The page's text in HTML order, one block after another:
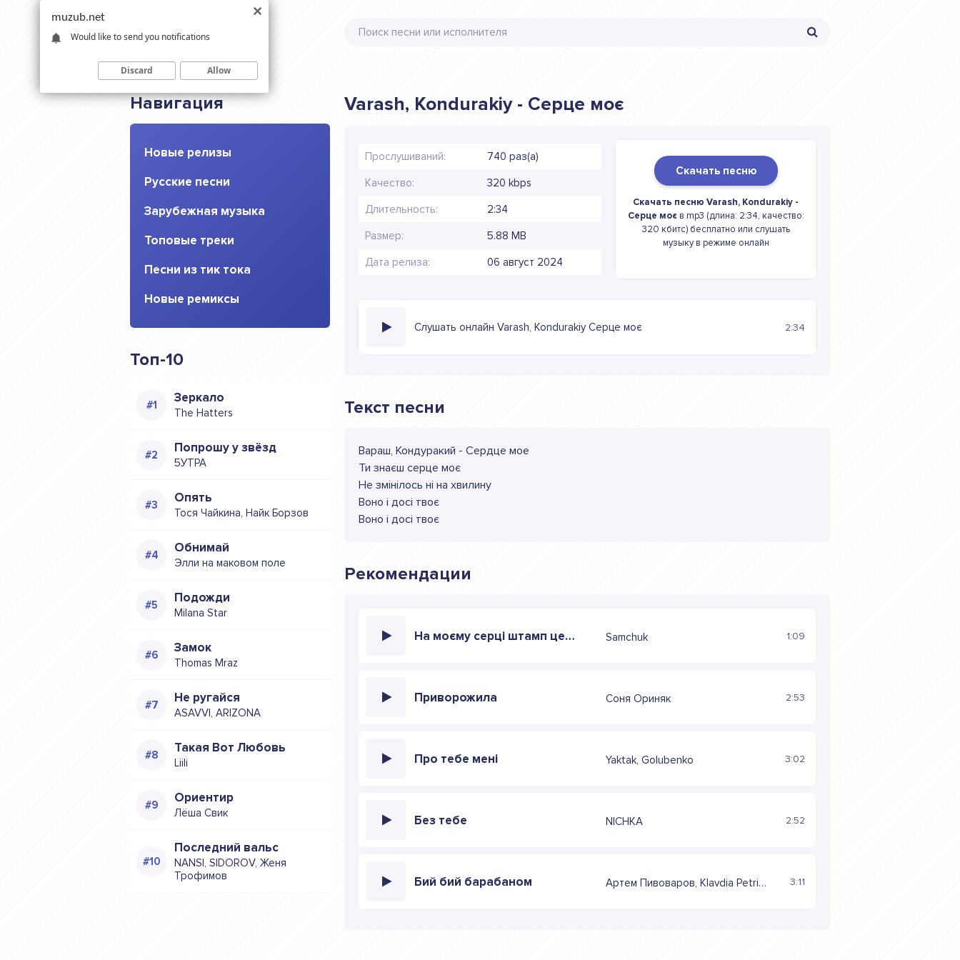
Навигация
Новые релизы
Русские песни
Зарубежная музыка
Топовые треки
Песни из тик тока
Новые ремиксы
Топ-10
Зеркало
The Hatters
Попрошу у звёзд
5УТРА
Опять
Тося Чайкина, Найк Борзов
Обнимай
Элли на маковом поле
Подожди
Milana Star
Замок
Thomas Mraz
Не ругайся
ASAVVI, ARIZONA
Такая Вот Любовь
Liili
Ориентир
Лёша Свик
Последний вальс
NANSI, SIDOROV, Женя
Трофимов
Varash, Kondurakiy - Серце моє
Прослушиваний: 740 раз(а)
Качество: 320 kbps
Длительность: 2:34
Размер: 5.88 MB
Дата релиза: 06 август 2024
Скачать песню
Скачать песню Varash, Kondurakiy -
Серце моєв mp3 (длина: 2:34, качество:
320 кбитс) бесплатно или слушать
музыку в режиме онлайн
Слушать онлайн Varash, Kondurakiy Серце моє 2:34
Текст песни
Вараш, Кондуракий - Сердце мое
Ти знаєш серце моє
Не змiнiлось нi на хвилину
Воно i досi твоє
Воно i досi твоє
Рекомендации
На моєму серці штамп це твоє ім'я Samchuk 1:09
Приворожила Соня Ориняк 2:53
Про тебе мені Yaktak, Golubenko 3:02
Без тебе NICHKA 2:52
Бий бий барабаном Артем Пивоваров, Klavdia Petrivna 3:11
muzub.net
Would like to send you notifications
Discard Allow